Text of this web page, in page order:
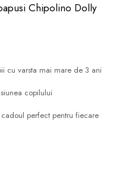
Chipolino Dolly
cu varsta mai mare de 3 ani
copilului
perfect pentru fiecare